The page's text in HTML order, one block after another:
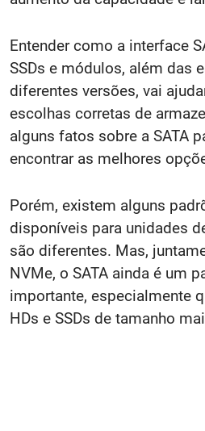
Entender como a interface
SSDs e módulos, além das
diferentes versões, vai
escolhas corretas de
alguns fatos sobre a SATA
encontrar as melhores
Porém, existem alguns
disponíveis para unidades
são diferentes. Mas,
NVMe, o SATA ainda é um
importante, especialmente
HDs e SSDs de tamanho